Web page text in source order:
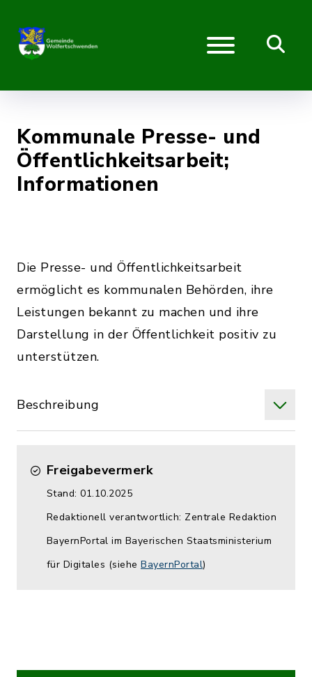
Kommunale Presse- und
Öffentlichkeitsarbeit;
Informationen
Die Presse- und Öffentlichkeitsarbeit
ermöglicht es kommunalen Behörden, ihre
Leistungen bekannt zu machen und ihre
Darstellung in der Öffentlichkeit positiv zu
unterstützen.
Beschreibung
Freigabevermerk
Stand: 01.10.2025
Redaktionell verantwortlich: Zentrale Redaktion
BayernPortal im Bayerischen Staatsministerium
für Digitales (siehe BayernPortal)